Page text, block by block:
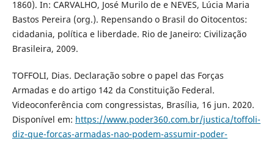
1860). In: CARVALHO, José Murilo de e NEVES, Lúcia Maria
Bastos Pereira (org.). Repensando o Brasil do Oitocentos:
cidadania, política e liberdade. Rio de Janeiro: Civilização
Brasileira, 2009.
TOFFOLI, Dias. Declaração sobre o papel das Forças
Armadas e do artigo 142 da Constituição Federal.
Videoconferência com congressistas, Brasília, 16 jun. 2020.
Disponível em: https://www.poder360.com.br/justica/toffoli-
diz-que-forcas-armadas-nao-podem-assumir-poder-